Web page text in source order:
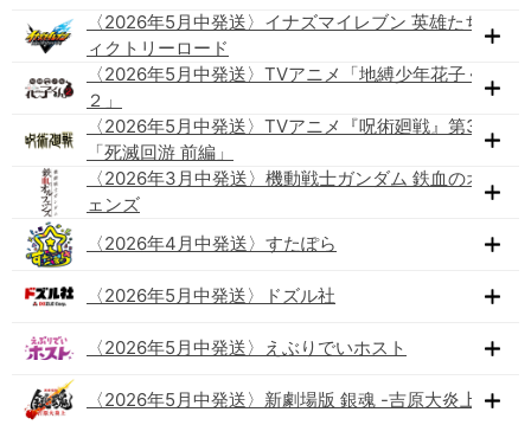
〈2026年5月中発送〉イナズマイレブン 英雄たちのヴ
ィクトリーロード
〈2026年5月中発送〉TVアニメ「地縛少年花子くん
２」
〈2026年5月中発送〉TVアニメ『呪術廻戦』第3期
「死滅回游 前編」
〈2026年3月中発送〉機動戦士ガンダム 鉄血のオルフ
ェンズ
〈2026年4月中発送〉すたぽら
〈2026年5月中発送〉ドズル社
〈2026年5月中発送〉えぶりでいホスト
〈2026年5月中発送〉新劇場版 銀魂 -吉原大炎上-